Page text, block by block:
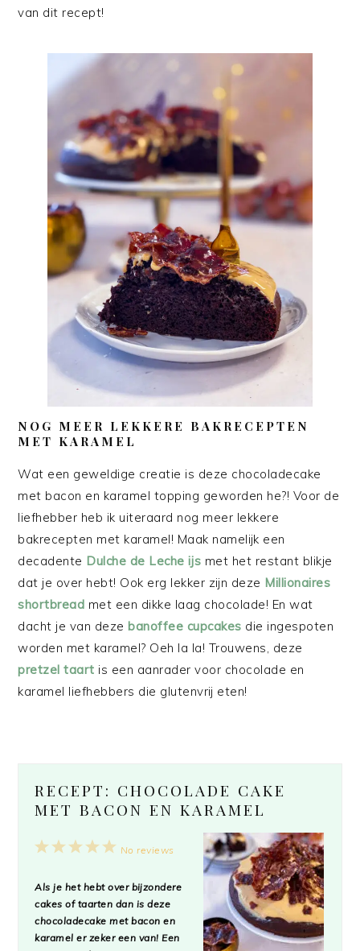
van dit recept!
NOG MEER LEKKERE BAKRECEPTEN
MET KARAMEL
Wat een geweldige creatie is deze chocoladecake
met bacon en karamel topping geworden he?! Voor de
liefhebber heb ik uiteraard nog meer lekkere
bakrecepten met karamel! Maak namelijk een
decadente Dulche de Leche ijs met het restant blikje
dat je over hebt! Ook erg lekker zijn deze Millionaires
shortbread met een dikke laag chocolade! En wat
dacht je van deze banoffee cupcakes die ingespoten
worden met karamel? Oeh la la! Trouwens, deze
pretzel taart is een aanrader voor chocolade en
karamel liefhebbers die glutenvrij eten!
RECEPT: CHOCOLADE CAKE
MET BACON EN KARAMEL
5
4
3
2
1
No reviews
Als je het hebt over bijzondere
cakes of taarten dan is deze
chocoladecake met bacon en
karamel er zeker een van! Een